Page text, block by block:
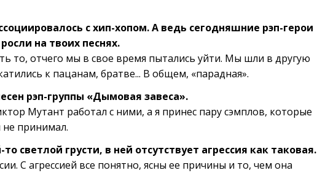
с хип-хопом. А ведь сегодняшние рэп-герои
на твоих песнях.
то, отчего мы в свое время пытались уйти. Мы шли в другую
к пацанам, братве... В общем, «парадная».
рэп-группы «Дымовая завеса».
Mутант работал с ними, а я принес пару сэмплов, которые
не принимал.
светлой грусти, в ней отсутствует агрессия как таковая.
С агрессией все понятно, ясны ее причины и то, чем она